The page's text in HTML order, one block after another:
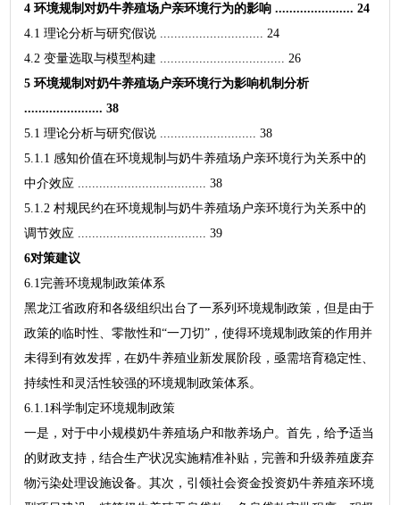
4 环境规制对奶牛养殖场户亲环境行为的影响 ...................... 24
4.1 理论分析与研究假说 ............................. 24
4.2 变量选取与模型构建 ................................... 26
5 环境规制对奶牛养殖场户亲环境行为影响机制分析
...................... 38
5.1 理论分析与研究假说 ........................... 38
5.1.1 感知价值在环境规制与奶牛养殖场户亲环境行为关系中的
中介效应 .................................... 38
5.1.2 村规民约在环境规制与奶牛养殖场户亲环境行为关系中的
调节效应 .................................... 39
6对策建议
6.1完善环境规制政策体系
黑龙江省政府和各级组织出台了一系列环境规制政策，但是由于
政策的临时性、零散性和“一刀切”，使得环境规制政策的作用并
未得到有效发挥，在奶牛养殖业新发展阶段，亟需培育稳定性、
持续性和灵活性较强的环境规制政策体系。
6.1.1科学制定环境规制政策
一是，对于中小规模奶牛养殖场户和散养场户。首先，给予适当
的财政支持，结合生产状况实施精准补贴，完善和升级养殖废弃
物污染处理设施设备。其次，引领社会资金投资奶牛养殖亲环境